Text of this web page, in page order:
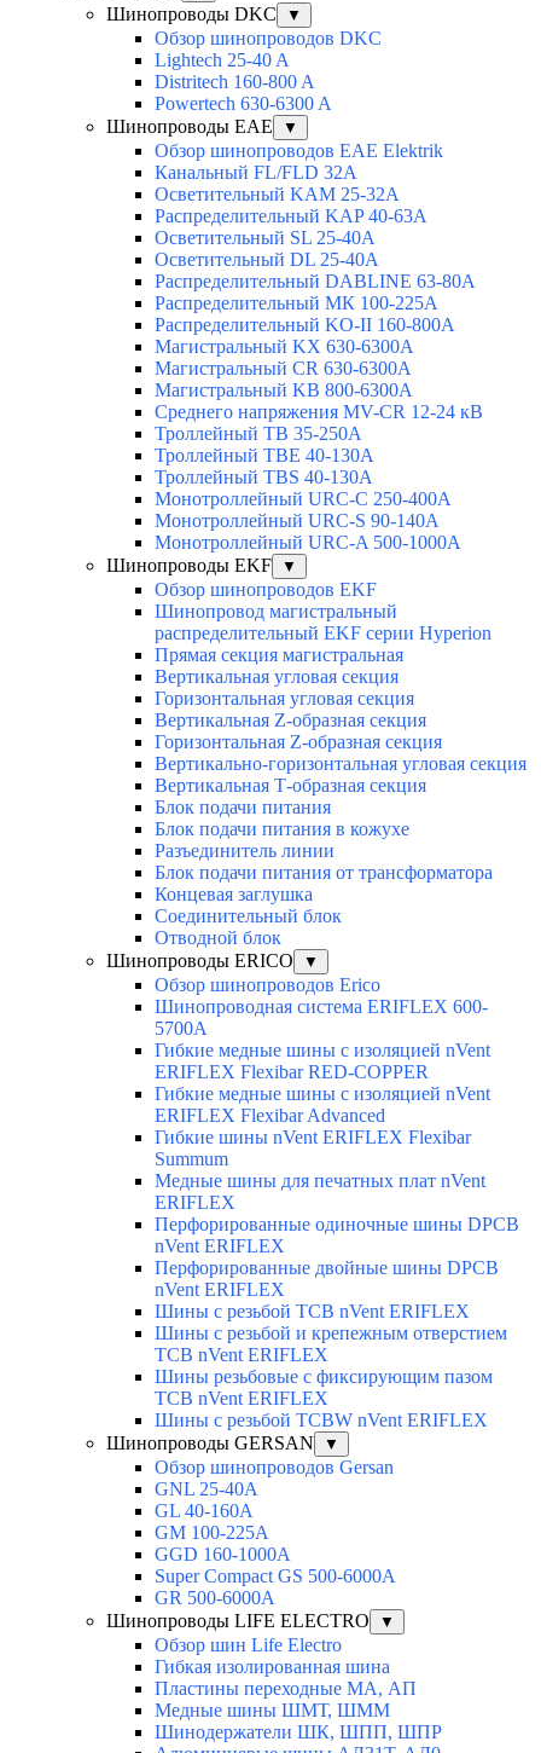
Шинопроводы DKC ▼
Обзор шинопроводов DKC
Lightech 25-40 A
Distritech 160-800 A
Powertech 630-6300 A
Шинопроводы EAE
▼
Обзор шинопроводов EAE Elektrik
Канальный FL/FLD 32A
Осветительный KAM 25-32А
Распределительный KAP 40-63A
Осветительный SL 25-40А
Осветительный DL 25-40А
Распределительный DABLINE 63-80A
Распределительный МК 100-225А
Распределительный KO-II 160-800А
Магистральный KX 630-6300А
Магистральный CR 630-6300А
Магистральный KB 800-6300А
Среднего напряжения MV-CR 12-24 кВ
Троллейный TB 35-250A
Троллейный TBE 40-130A
Троллейный TBS 40-130A
Монотроллейный URC-C 250-400A
Монотроллейный URC-S 90-140A
Монотроллейный URC-A 500-1000A
Шинопроводы EKF
▼
Обзор шинопроводов EKF
Шинопровод магистральный
распределительный EKF серии Hyperion
Прямая секция магистральная
Вертикальная угловая секция
Горизонтальная угловая секция
Вертикальная Z-образная секция
Горизонтальная Z-образная секция
Вертикально-горизонтальная угловая секция
Вертикальная Т-образная секция
Блок подачи питания
Блок подачи питания в кожухе
Разъединитель линии
Блок подачи питания от трансформатора
Концевая заглушка
Соединительный блок
Отводной блок
Шинопроводы ERICO
▼
Обзор шинопроводов Erico
Шинопроводная система ERIFLEX 600-
5700A
Гибкие медные шины с изоляцией nVent
ERIFLEX Flexibar RED-COPPER
Гибкие медные шины с изоляцией nVent
ERIFLEX Flexibar Advanced
Гибкие шины nVent ERIFLEX Flexibar
Summum
Медные шины для печатных плат nVent
ERIFLEX
Перфорированные одиночные шины DPCB
nVent ERIFLEX
Перфорированные двойные шины DPCB
nVent ERIFLEX
Шины с резьбой TCB nVent ERIFLEX
Шины с резьбой и крепежным отверстием
TCB nVent ERIFLEX
Шины резьбовые с фиксирующим пазом
TCB nVent ERIFLEX
Шины с резьбой TCBW nVent ERIFLEX
Шинопроводы GERSAN
▼
Обзор шинопроводов Gersan
GNL 25-40A
GL 40-160A
GM 100-225A
GGD 160-1000A
Super Compact GS 500-6000A
GR 500-6000A
Шинопроводы LIFE ELECTRO
▼
Обзор шин Life Electro
Гибкая изолированная шина
Пластины переходные МА, АП
Медные шины ШМТ, ШММ
Шинодержатели ШК, ШПП, ШПР